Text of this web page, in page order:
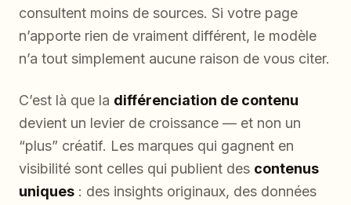
consultent moins de sources. Si votre page
n’apporte rien de vraiment différent, le modèle
n’a tout simplement aucune raison de vous citer.
C’est là que la différenciation de contenu
devient un levier de croissance — et non un
“plus” créatif. Les marques qui gagnent en
visibilité sont celles qui publient des contenus
uniques : des insights originaux, des données